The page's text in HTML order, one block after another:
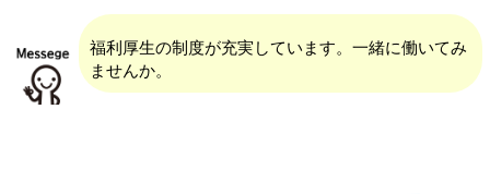
福利厚生の制度が充実しています。一緒に働いてみ
ませんか。